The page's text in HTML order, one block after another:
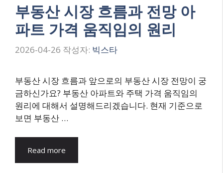
부동산 시장 흐름과 전망 아
파트 가격 움직임의 원리
2026-04-26 작성자: 빅스타
부동산 시장 흐름과 앞으로의 부동산 시장 전망이 궁
금하신가요? 부동산 아파트와 주택 가격 움직임의
원리에 대해서 설명해드리겠습니다. 현재 기준으로
보면 부동산 …
Read more